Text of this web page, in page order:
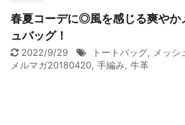
春夏コーデに◎風を感じる爽やか
ュバッグ！
2022/9/29 トートバッグ, メッシ
メルマガ20180420, 手編み, 牛革